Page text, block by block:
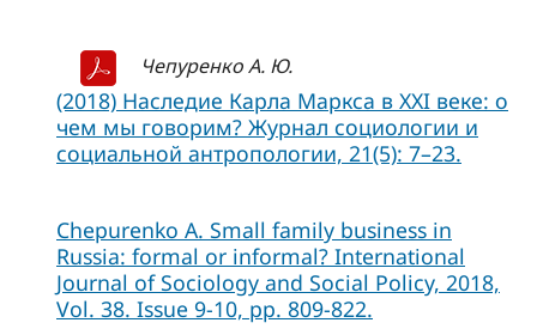
Чепуренко А. Ю.
(2018) Наследие Карла Маркса в XXI веке: о
чем мы говорим? Журнал социологии и
социальной антропологии, 21(5): 7–23.
Chepurenko A. Small family business in
Russia: formal or informal? International
Journal of Sociology and Social Policy, 2018,
Vol. 38. Issue 9-10, pp. 809-822.